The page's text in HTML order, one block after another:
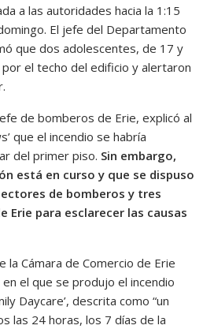
a las autoridades hacia la 1:15
El jefe del Departamento
que dos adolescentes, de 17 y
el techo del edificio y alertaron
de bomberos de Erie, explicó al
que el incendio se habría
del primer piso. Sin embargo,
está en curso y que se dispuso
de bomberos y tres
Erie para esclarecer las causas
la Cámara de Comercio de Erie
el que se produjo el incendio
Daycare’, descrita como “un
las 24 horas, los 7 días de la